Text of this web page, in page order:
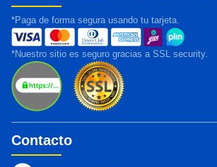
*Paga de forma segura usando tu tarjeta.
*Nuestro sitio es seguro gracias a SSL security.
Contacto